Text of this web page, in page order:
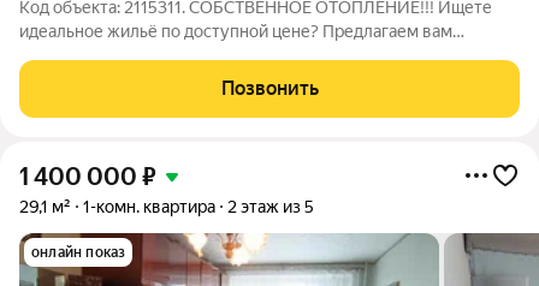
Код объекта: 2115311. СОБСТВЕННОЕ ОТОПЛЕНИЕ!!! Ищете
идеальное жильё по доступной цене? Предлагаем вам
отличный выбор для тех, кто ценит комфорт и удобство.
Квартира расположена на первом
Позвонить
1 400 000 ₽
29,1 м² 1-комн. квартира 2 этаж из 5
онлайн показ